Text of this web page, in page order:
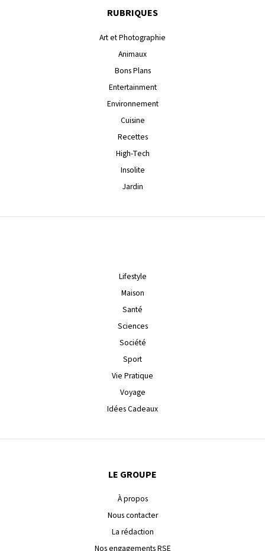
RUBRIQUES
Art et Photographie
Animaux
Bons Plans
Entertainment
Environnement
Cuisine
Recettes
High-Tech
Insolite
Jardin
Lifestyle
Maison
Santé
Sciences
Société
Sport
Vie Pratique
Voyage
Idées Cadeaux
LE GROUPE
À propos
Nous contacter
La rédaction
Nos engagements RSE